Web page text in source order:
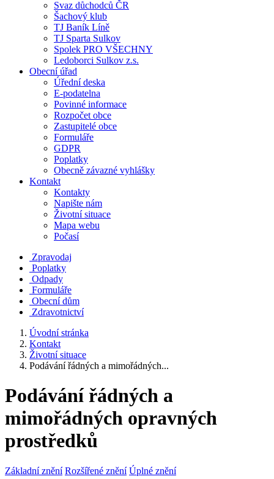
Svaz důchodců ČR
Šachový klub
TJ Baník Líně
TJ Sparta Sulkov
Spolek PRO VŠECHNY
Ledoborci Sulkov z.s.
Obecní úřad
Úřední deska
E-podatelna
Povinné informace
Rozpočet obce
Zastupitelé obce
Formuláře
GDPR
Poplatky
Obecně závazné vyhlášky
Kontakt
Kontakty
Napište nám
Životní situace
Mapa webu
Počasí
Zpravodaj
Poplatky
Odpady
Formuláře
Obecní dům
Zdravotnictví
Úvodní stránka
Kontakt
Životní situace
Podávání řádných a mimořádných...
Podávání řádných a
mimořádných opravných
prostředků
Základní znění Rozšířené znění Úplné znění